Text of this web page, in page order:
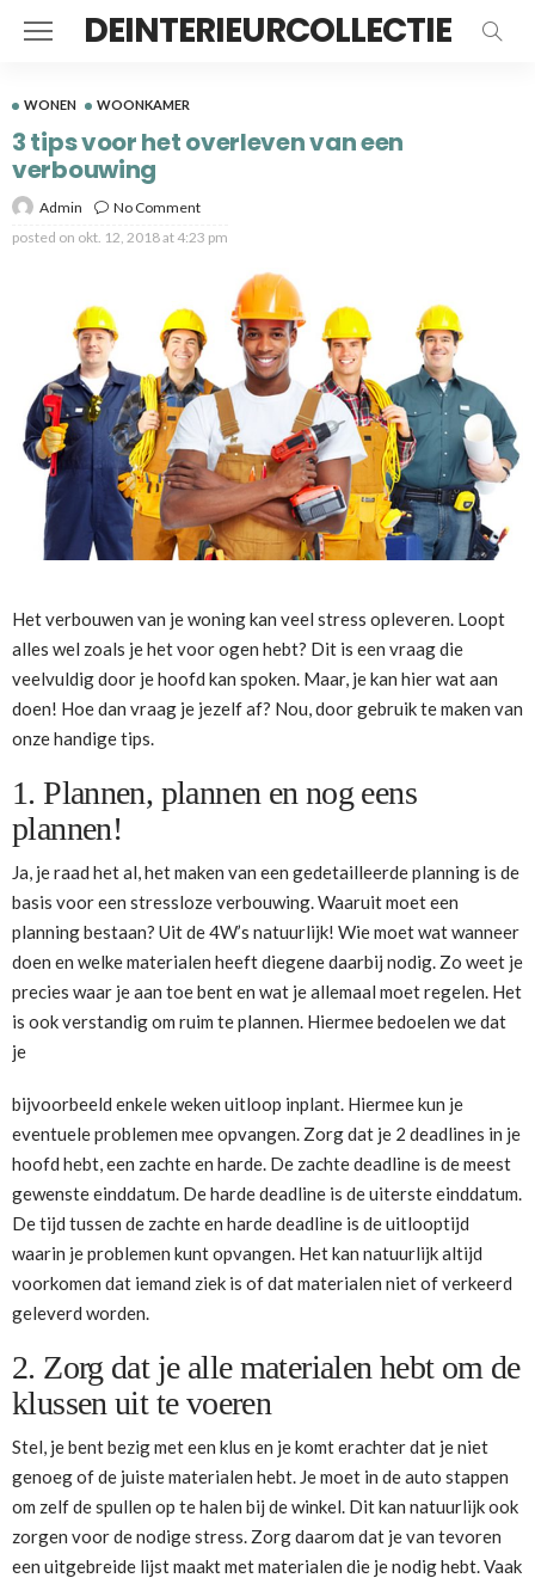
DEINTERIEURCOLLECTIE
WONEN WOONKAMER
3 tips voor het overleven van een
verbouwing
Admin
No Comment
posted on okt. 12, 2018 at 4:23 pm
Het verbouwen van je woning kan veel stress opleveren. Loopt
alles wel zoals je het voor ogen hebt? Dit is een vraag die
veelvuldig door je hoofd kan spoken. Maar, je kan hier wat aan
doen! Hoe dan vraag je jezelf af? Nou, door gebruik te maken van
onze handige tips.
1. Plannen, plannen en nog eens
plannen!
Ja, je raad het al, het maken van een gedetailleerde planning is de
basis voor een stressloze verbouwing. Waaruit moet een
planning bestaan? Uit de 4W’s natuurlijk! Wie moet wat wanneer
doen en welke materialen heeft diegene daarbij nodig. Zo weet je
precies waar je aan toe bent en wat je allemaal moet regelen. Het
is ook verstandig om ruim te plannen. Hiermee bedoelen we dat
je
bijvoorbeeld enkele weken uitloop inplant. Hiermee kun je
eventuele problemen mee opvangen. Zorg dat je 2 deadlines in je
hoofd hebt, een zachte en harde. De zachte deadline is de meest
gewenste einddatum. De harde deadline is de uiterste einddatum.
De tijd tussen de zachte en harde deadline is de uitlooptijd
waarin je problemen kunt opvangen. Het kan natuurlijk altijd
voorkomen dat iemand ziek is of dat materialen niet of verkeerd
geleverd worden.
2. Zorg dat je alle materialen hebt om de
klussen uit te voeren
Stel, je bent bezig met een klus en je komt erachter dat je niet
genoeg of de juiste materialen hebt. Je moet in de auto stappen
om zelf de spullen op te halen bij de winkel. Dit kan natuurlijk ook
zorgen voor de nodige stress. Zorg daarom dat je van tevoren
een uitgebreide lijst maakt met materialen die je nodig hebt. Vaak